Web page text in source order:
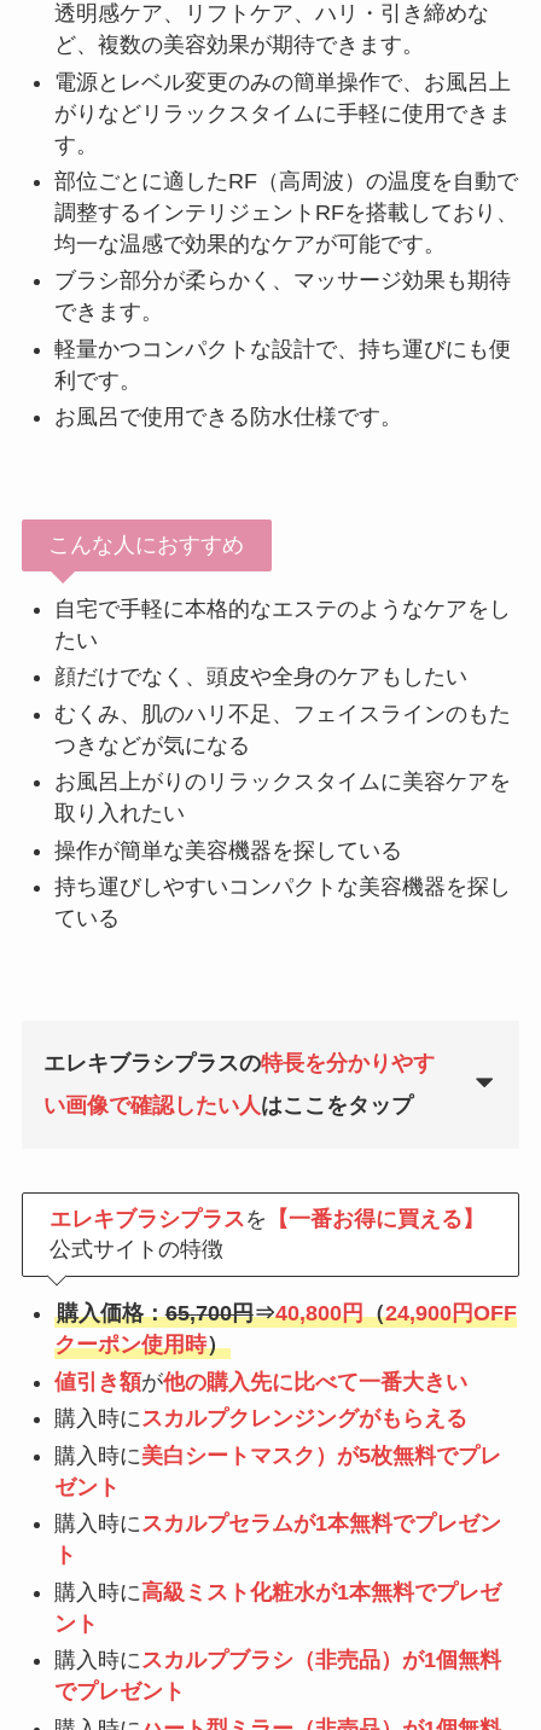
透明感ケア、リフトケア、ハリ・引き締めな
ど、複数の美容効果が期待できます。
電源とレベル変更のみの簡単操作で、お風呂上
がりなどリラックスタイムに手軽に使用できま
す。
部位ごとに適したRF（高周波）の温度を自動で
調整するインテリジェントRFを搭載しており、
均一な温感で効果的なケアが可能です。
ブラシ部分が柔らかく、マッサージ効果も期待
できます。
軽量かつコンパクトな設計で、持ち運びにも便
利です。
お風呂で使用できる防水仕様です。
こんな人におすすめ
自宅で手軽に本格的なエステのようなケアをし
たい
顔だけでなく、頭皮や全身のケアもしたい
むくみ、肌のハリ不足、フェイスラインのもた
つきなどが気になる
お風呂上がりのリラックスタイムに美容ケアを
取り入れたい
操作が簡単な美容機器を探している
持ち運びしやすいコンパクトな美容機器を探し
ている
エレキブラシプラスの特長を分かりやす
い画像で確認したい人 はここをタップ
エレキブラシプラスを
【一番お得に買える】
公式サイトの特徴
購入価格：65,700円⇒40,800円（24,900円OFF
クーポン使用時）
値引き額が他の購入先に比べて一番大きい
購入時にスカルプクレンジングがもらえる
購入時に美白シートマスク）が5枚無料でプレ
ゼント
購入時にスカルプセラムが1本無料でプレゼン
ト
購入時に高級ミスト化粧水が1本無料でプレゼ
ント
購入時にスカルプブラシ（非売品）が1個無料
でプレゼント